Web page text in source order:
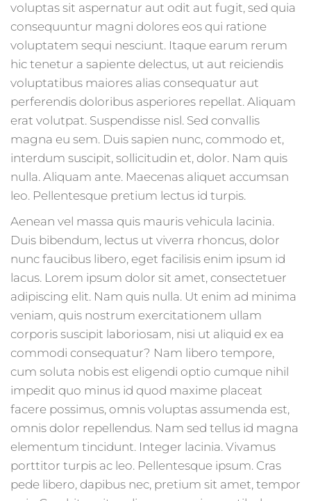
voluptas sit aspernatur aut odit aut fugit, sed quia
consequuntur magni dolores eos qui ratione
voluptatem sequi nesciunt. Itaque earum rerum
hic tenetur a sapiente delectus, ut aut reiciendis
voluptatibus maiores alias consequatur aut
perferendis doloribus asperiores repellat. Aliquam
erat volutpat. Suspendisse nisl. Sed convallis
magna eu sem. Duis sapien nunc, commodo et,
interdum suscipit, sollicitudin et, dolor. Nam quis
nulla. Aliquam ante. Maecenas aliquet accumsan
leo. Pellentesque pretium lectus id turpis.
Aenean vel massa quis mauris vehicula lacinia.
Duis bibendum, lectus ut viverra rhoncus, dolor
nunc faucibus libero, eget facilisis enim ipsum id
lacus. Lorem ipsum dolor sit amet, consectetuer
adipiscing elit. Nam quis nulla. Ut enim ad minima
veniam, quis nostrum exercitationem ullam
corporis suscipit laboriosam, nisi ut aliquid ex ea
commodi consequatur? Nam libero tempore,
cum soluta nobis est eligendi optio cumque nihil
impedit quo minus id quod maxime placeat
facere possimus, omnis voluptas assumenda est,
omnis dolor repellendus. Nam sed tellus id magna
elementum tincidunt. Integer lacinia. Vivamus
porttitor turpis ac leo. Pellentesque ipsum. Cras
pede libero, dapibus nec, pretium sit amet, tempor